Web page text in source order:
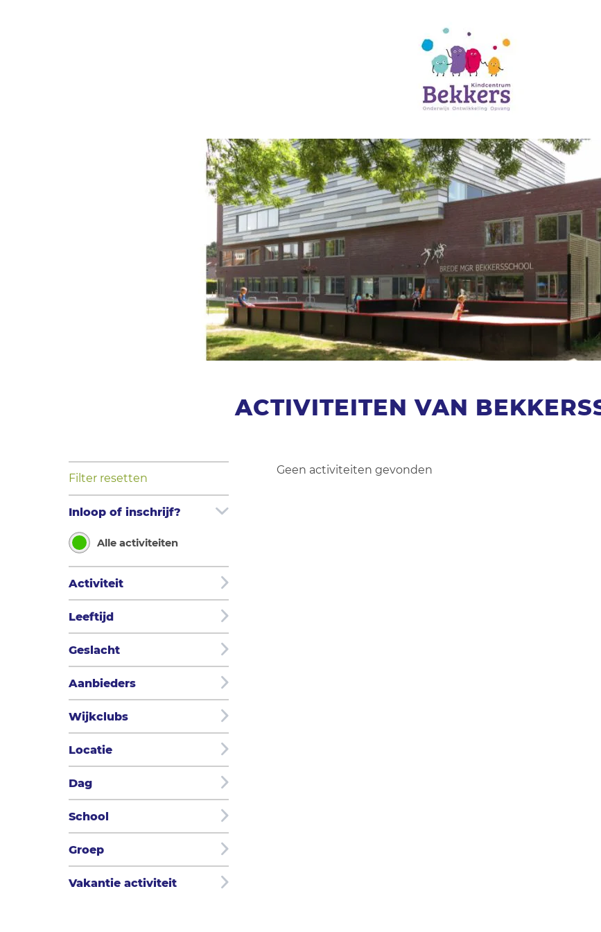
ACTIVITEITEN VAN
Filter resetten
Inloop of inschrijf?
Alle activiteiten
Activiteit
Leeftijd
Geslacht
Aanbieders
Wijkclubs
Locatie
Dag
School
Groep
Vakantie activiteit
Geen activiteiten gevonden